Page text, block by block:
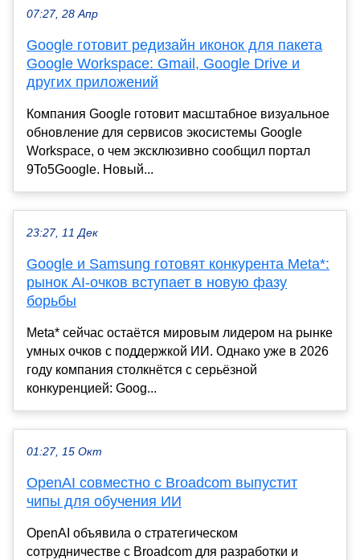
07:27, 28 Апр
Google готовит редизайн иконок для пакета
Google Workspace: Gmail, Google Drive и
других приложений
Компания Google готовит масштабное визуальное
обновление для сервисов экосистемы Google
Workspace, о чем эксклюзивно сообщил портал
9To5Google. Новый...
23:27, 11 Дек
Google и Samsung готовят конкурента Meta*:
рынок AI-очков вступает в новую фазу
борьбы
Meta* сейчас остаётся мировым лидером на рынке
умных очков с поддержкой ИИ. Однако уже в 2026
году компания столкнётся с серьёзной
конкуренцией: Goog...
01:27, 15 Окт
OpenAI совместно с Broadcom выпустит
чипы для обучения ИИ
OpenAI объявила о стратегическом
сотрудничестве с Broadcom для разработки и